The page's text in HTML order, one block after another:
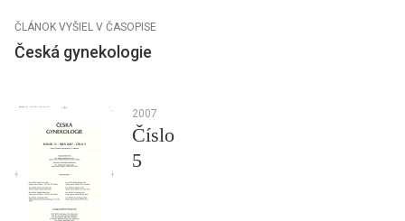
ČLÁNOK VYŠIEL V ČASOPISE
Česká gynekologie
2007
Číslo
5